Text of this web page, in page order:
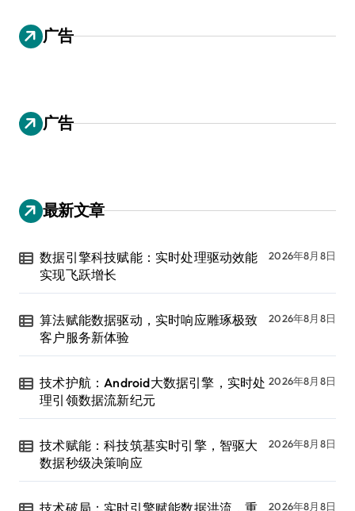
广告
广告
最新文章
数据引擎科技赋能：实时处理驱动效能
实现飞跃增长
2026年8月8日
算法赋能数据驱动，实时响应雕琢极致
客户服务新体验
2026年8月8日
技术护航：Android大数据引擎，实时处
理引领数据流新纪元
2026年8月8日
技术赋能：科技筑基实时引擎，智驱大
数据秒级决策响应
2026年8月8日
技术破局：实时引擎赋能数据洪流，重
2026年8月8日